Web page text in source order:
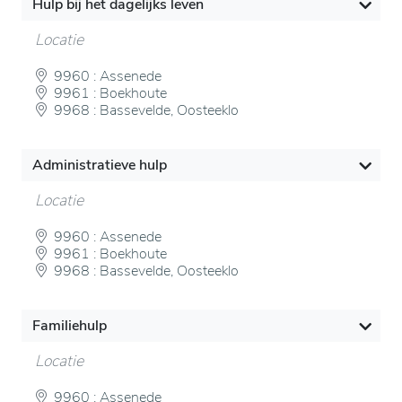
Hulp nodig met jouw persoonlijke verzorging?
"Wij helpen je bij ..."
jouw dagelijkse verzorging
het eten
het nemen van jouw medicatie
jouw voet- en handverzorging, ...
Hulp nodig met bij het huishouden?
"Wij helpen je bij ..."
de boodschappen
de was en de plas
Hulp bij het dagelijks leven
Locatie
9960 : Assenede
9961 : Boekhoute
9968 : Bassevelde, Oosteeklo
Administratieve hulp
Locatie
9960 : Assenede
9961 : Boekhoute
9968 : Bassevelde, Oosteeklo
Familiehulp
Locatie
9960 : Assenede